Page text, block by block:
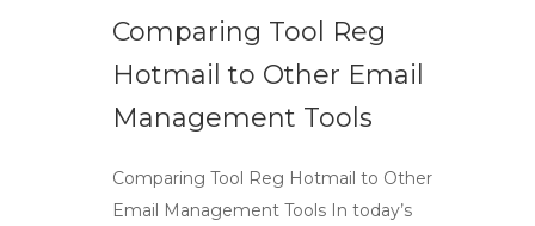
Comparing Tool Reg
Hotmail to Other Email
Management Tools
Comparing Tool Reg Hotmail to Other
Email Management Tools In today’s